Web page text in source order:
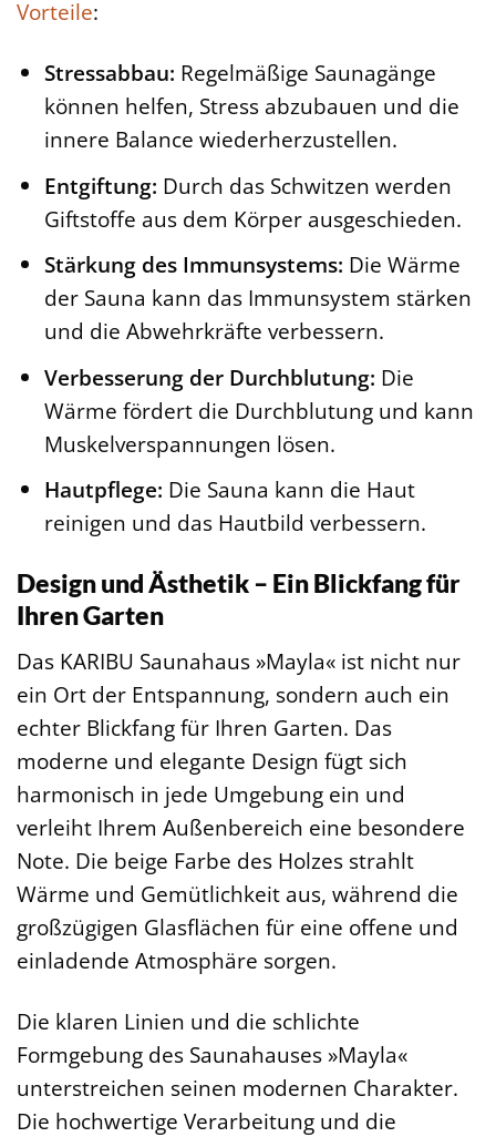
Vorteile:
Stressabbau: Regelmäßige Saunagänge
können helfen, Stress abzubauen und die
innere Balance wiederherzustellen.
Entgiftung: Durch das Schwitzen werden
Giftstoffe aus dem Körper ausgeschieden.
Stärkung des Immunsystems: Die Wärme
der Sauna kann das Immunsystem stärken
und die Abwehrkräfte verbessern.
Verbesserung der Durchblutung: Die
Wärme fördert die Durchblutung und kann
Muskelverspannungen lösen.
Hautpflege: Die Sauna kann die Haut
reinigen und das Hautbild verbessern.
Design und Ästhetik – Ein Blickfang für
Ihren Garten
Das KARIBU Saunahaus »Mayla« ist nicht nur
ein Ort der Entspannung, sondern auch ein
echter Blickfang für Ihren Garten. Das
moderne und elegante Design fügt sich
harmonisch in jede Umgebung ein und
verleiht Ihrem Außenbereich eine besondere
Note. Die beige Farbe des Holzes strahlt
Wärme und Gemütlichkeit aus, während die
großzügigen Glasflächen für eine offene und
einladende Atmosphäre sorgen.
Die klaren Linien und die schlichte
Formgebung des Saunahauses »Mayla«
unterstreichen seinen modernen Charakter.
Die hochwertige Verarbeitung und die